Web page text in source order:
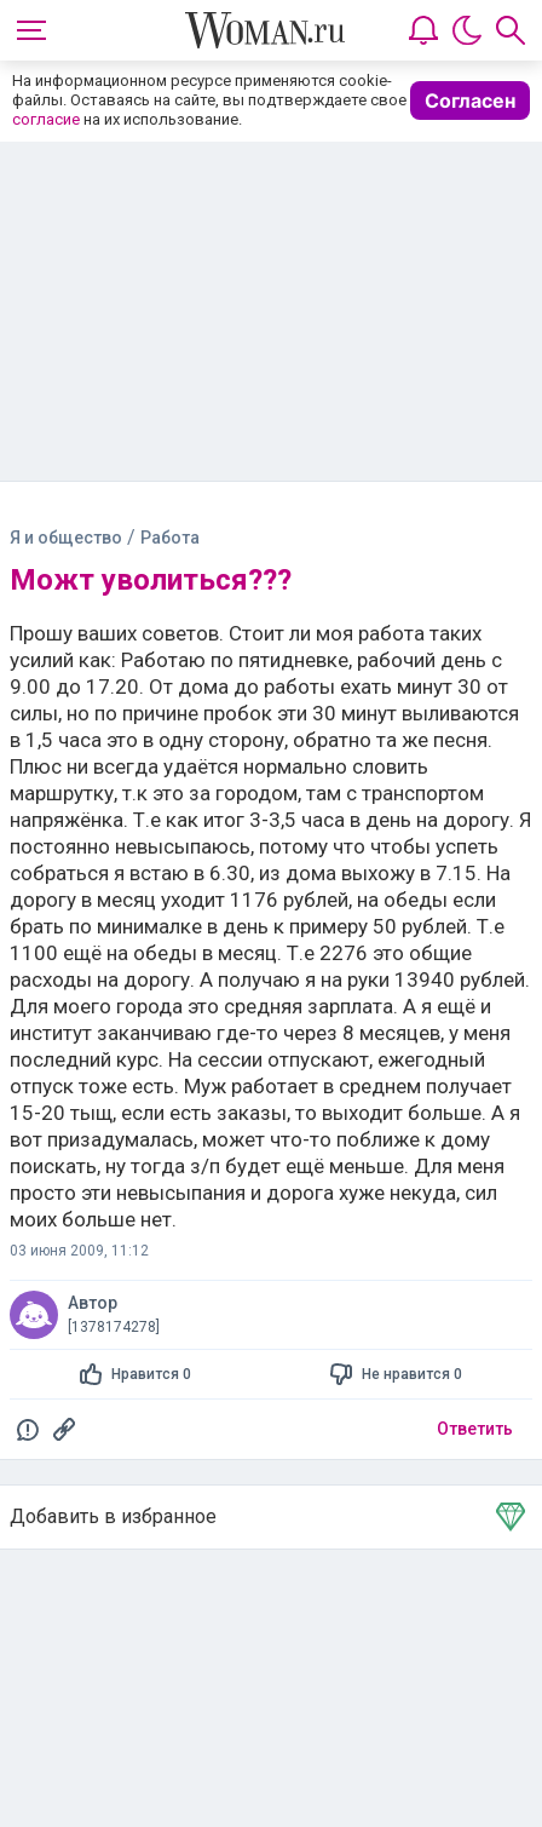
На информационном ресурсе применяются cookie-
файлы. Оставаясь на сайте, вы подтверждаете свое
согласие на их использование.
Согласен
Я и общество / Работа
Можт уволиться???
Прошу ваших советов. Стоит ли моя работа таких
усилий как: Работаю по пятидневке, рабочий день с
9.00 до 17.20. От дома до работы ехать минут 30 от
силы, но по причине пробок эти 30 минут выливаются
в 1,5 часа это в одну сторону, обратно та же песня.
Плюс ни всегда удаётся нормально словить
маршрутку, т.к это за городом, там с транспортом
напряжёнка. Т.е как итог 3-3,5 часа в день на дорогу. Я
постоянно невысыпаюсь, потому что чтобы успеть
собраться я встаю в 6.30, из дома выхожу в 7.15. На
дорогу в месяц уходит 1176 рублей, на обеды если
брать по минималке в день к примеру 50 рублей. Т.е
1100 ещё на обеды в месяц. Т.е 2276 это общие
расходы на дорогу. А получаю я на руки 13940 рублей.
Для моего города это средняя зарплата. А я ещё и
институт заканчиваю где-то через 8 месяцев, у меня
последний курс. На сессии отпускают, ежегодный
отпуск тоже есть. Муж работает в среднем получает
15-20 тыщ, если есть заказы, то выходит больше. А я
вот призадумалась, может что-то поближе к дому
поискать, ну тогда з/п будет ещё меньше. Для меня
просто эти невысыпания и дорога хуже некуда, сил
моих больше нет.
03 июня 2009, 11:12
Автор
[1378174278]
Нравится 0 Не нравится 0
Ответить
Добавить в избранное
Тема в избранном